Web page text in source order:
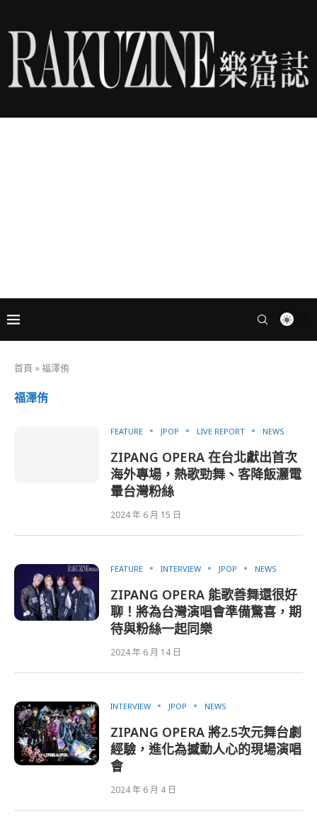
首頁 »福澤侑
福澤侑
FEATURE JPOP LIVE REPORT NEWS
ZIPANG OPERA 在台北獻出首次
海外專場，熱歌勁舞、客降飯灑電
暈台灣粉絲
2024 年 6 月 15 日
FEATURE INTERVIEW JPOP NEWS
ZIPANG OPERA 能歌善舞還很好
聊！將為台灣演唱會準備驚喜，期
待與粉絲一起同樂
2024 年 6 月 14 日
INTERVIEW JPOP NEWS
ZIPANG OPERA 將2.5次元舞台劇
經驗，進化為撼動人心的現場演唱
會
2024 年 6 月 4 日